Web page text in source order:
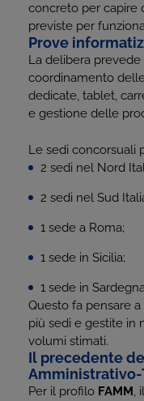
concreto per capire
previste per
Prove
La delibera prevede
coordinamento
dedicate, tablet,
e gestione delle
Le sedi concorsuali
2 sedi nel Nord
2 sedi nel Sud
1 sede a Roma;
1 sede in Sicilia;
1 sede in
Questo fa pensare
più sedi e gestite in
volumi stimati.
Il precedente
Amministrativo-
Per il profilo FAMM,